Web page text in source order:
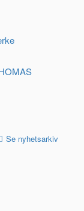
Se nyhetsarkiv